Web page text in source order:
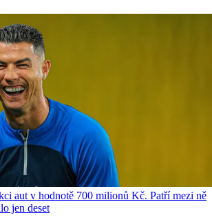
aut v hodnotě 700 milionů Kč. Patří mezi ně
jen deset